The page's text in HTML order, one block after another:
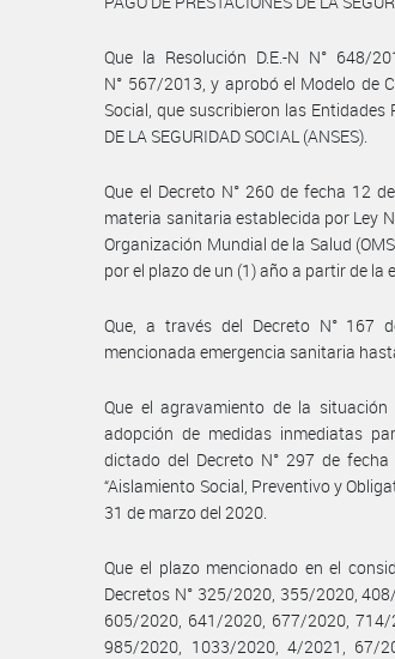
Que la Resolución D.E.-N N° 648/
N° 567/2013, y aprobó el Modelo de
Social, que suscribieron las Entidades
DE LA SEGURIDAD SOCIAL (ANSES).
Que el Decreto N° 260 de fecha 12
materia sanitaria establecida por Ley
Organización Mundial de la Salud
por el plazo de un (1) año a partir de
Que, a través del Decreto N° 167
mencionada emergencia sanitaria
Que el agravamiento de la
adopción de medidas inmediatas
dictado del Decreto N° 297 de
“Aislamiento Social, Preventivo y
31 de marzo del 2020.
Que el plazo mencionado en el
Decretos N° 325/2020, 355/2020,
605/2020, 641/2020, 677/2020,
985/2020, 1033/2020, 4/2021, 67/